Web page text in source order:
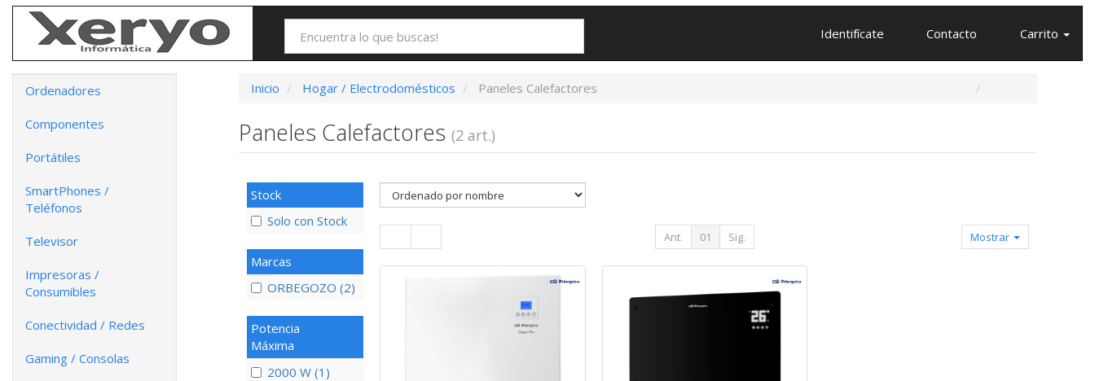
Identifícate Contacto Carrito
Ordenadores
Componentes
Portátiles
SmartPhones /
Teléfonos
Televisor
Impresoras /
Consumibles
Conectividad / Redes
Gaming / Consolas
Inicio Hogar / Electrodomésticos Paneles Calefactores
Paneles Calefactores (2 art.)
Stock
Solo con Stock
Marcas
ORBEGOZO (2)
Potencia
Máxima
2000 W (1)
Ant. 01 Sig. Mostrar